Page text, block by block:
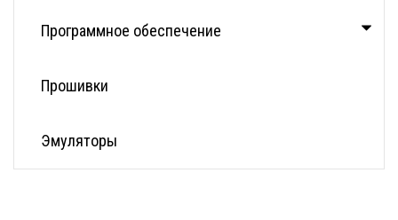
Программное обеспечение
Прошивки
Эмуляторы